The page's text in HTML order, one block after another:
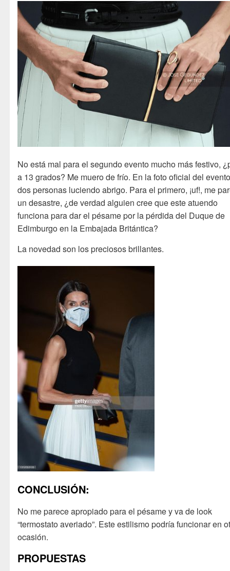
No está mal para el segundo evento mucho más festivo,
a 13 grados? Me muero de frío. En la foto oficial del
dos personas luciendo abrigo. Para el primero, ¡uf!, me
un desastre, ¿de verdad alguien cree que este atuendo
funciona para dar el pésame por la pérdida del Duque de
Edimburgo en la Embajada Britántica?
La novedad son los preciosos brillantes.
CONCLUSIÓN:
No me parece apropiado para el pésame y va de look
“termostato averiado”. Este estilismo podría funcionar en
ocasión.
PROPUESTAS